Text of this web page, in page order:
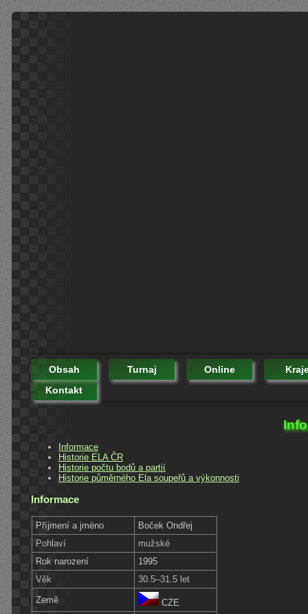
Obsah Turnaj Online
Kontakt
Informace
Historie ELA ČR
Historie počtu bodů a partií
Historie půměrného Ela soupeřů a výkonnosti
Informace
Příjmení a jméno
Boček Ondřej
Pohlaví
mužské
Rok narození
1995
Věk
30.5–31.5 let
Země
CZE